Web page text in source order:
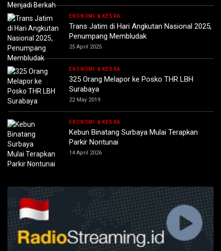
EKONOMI & KESRA
Trans Jatim di Hari Angkutan Nasional 2025,
Penumpang Membludak
25 April 2025
EKONOMI & KESRA
325 Orang Melapor ke Posko THR LBH
Surabaya
22 May 2019
EKONOMI & KESRA
Kebun Binatang Surbaya Mulai Terapkan
Parkir Nontunai
14 April 2026